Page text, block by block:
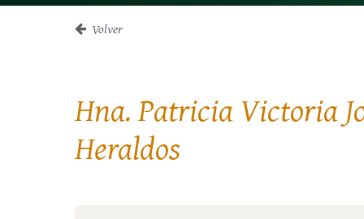
Volver
Hna. Patricia Victoria
Heraldos